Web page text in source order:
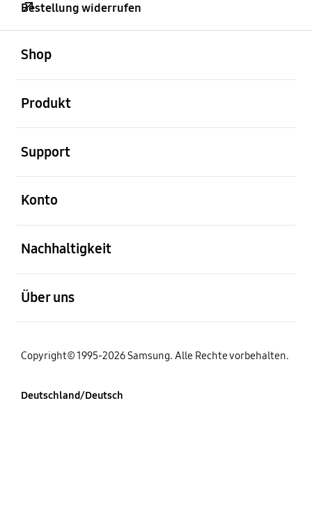
Bestellung widerrufen
Shop
Produkt
Support
Konto
Nachhaltigkeit
Über uns
Copyright© 1995-2026 Samsung. Alle Rechte vorbehalten.
Deutschland/Deutsch